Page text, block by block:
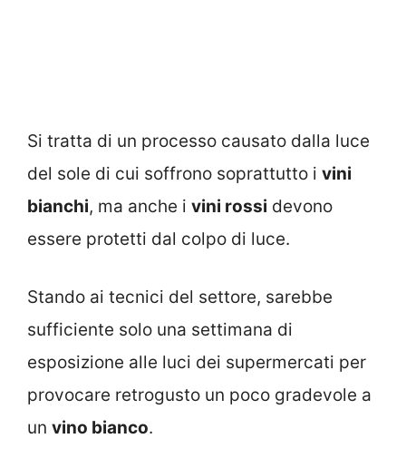
Si tratta di un processo causato dalla luce
del sole di cui soffrono soprattutto i vini
bianchi, ma anche i vini rossi devono
essere protetti dal colpo di luce.
Stando ai tecnici del settore, sarebbe
sufficiente solo una settimana di
esposizione alle luci dei supermercati per
provocare retrogusto un poco gradevole a
un vino bianco.